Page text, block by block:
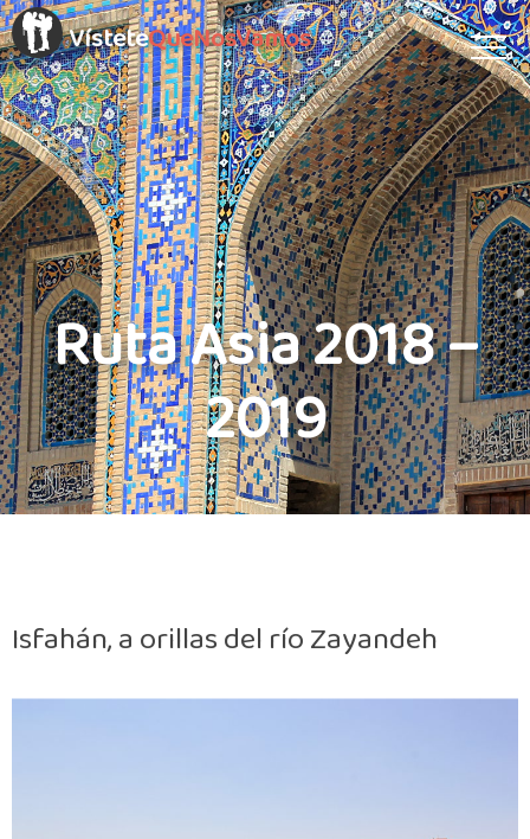
VísteteQueNosVamos
Ruta Asia 2018 –
2019
Isfahán, a orillas del río Zayandeh